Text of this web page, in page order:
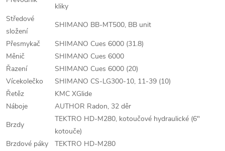
kliky
Středové
složení
SHIMANO BB-MT500, BB unit
Přesmykač
SHIMANO Cues 6000 (31.8)
Měnič
SHIMANO Cues 6000
Řazení
SHIMANO Cues 6000 (20)
Vícekolečko
SHIMANO CS-LG300-10, 11-39 (10)
Řetěz
KMC XGlide
Náboje
AUTHOR Radon, 32 děr
Brzdy
TEKTRO HD-M280, kotoučové hydraulické (6"
kotouče)
Brzdové páky
TEKTRO HD-M280